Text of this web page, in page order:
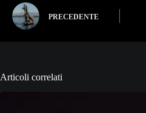
PRECEDENTE
Articoli correlati